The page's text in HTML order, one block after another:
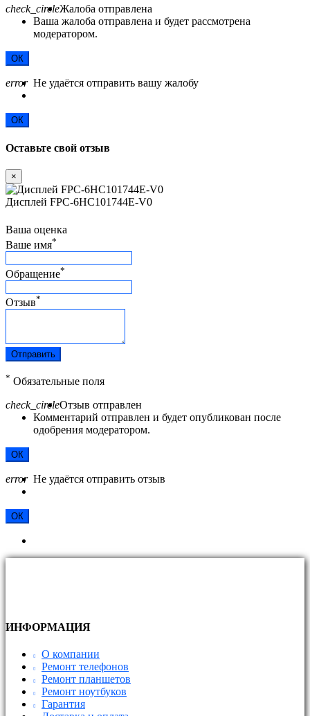
check_circleЖалоба отправлена
Ваша жалоба отправлена и будет рассмотрена
модератором.
ОК
error Не удаётся отправить вашу жалобу
ОК
Оставьте свой отзыв
×
Дисплей FPC-6HC101744E-V0
Ваша оценка
Ваше имя*
Обращение*
Отзыв*
Отправить
* Обязательные поля
check_circleОтзыв отправлен
Комментарий отправлен и будет опубликован после
одобрения модератором.
ОК
error Не удаётся отправить отзыв
ОК
ИНФОРМАЦИЯ
О компании
Ремонт телефонов
Ремонт планшетов
Ремонт ноутбуков
Гарантия